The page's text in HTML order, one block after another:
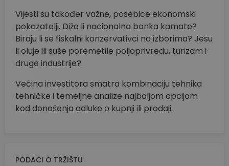
Vijesti su također važne, posebice ekonomski
pokazatelji. Diže li nacionalna banka kamate?
Biraju li se fiskalni konzervativci na izborima? Jesu
li oluje ili suše poremetile poljoprivredu, turizam i
druge industrije?
Većina investitora smatra kombinaciju tehnika
tehničke i temeljne analize najboljom opcijom
kod donošenja odluke o kupnji ili prodaji.
PODACI O TRŽIŠTU